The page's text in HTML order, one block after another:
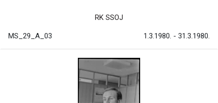
RK SSOJ
MS_29_A_03 1.3.1980. - 31.3.1980.